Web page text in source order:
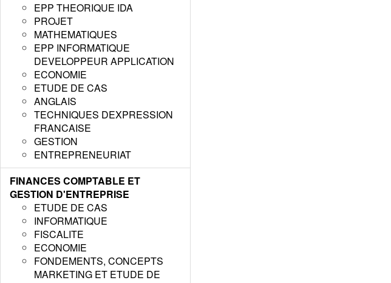
EPP THEORIQUE IDA
PROJET
MATHEMATIQUES
EPP INFORMATIQUE
DEVELOPPEUR APPLICATION
ECONOMIE
ETUDE DE CAS
ANGLAIS
TECHNIQUES DEXPRESSION
FRANCAISE
GESTION
ENTREPRENEURIAT
FINANCES COMPTABLE ET
GESTION D'ENTREPRISE
ETUDE DE CAS
INFORMATIQUE
FISCALITE
ECONOMIE
FONDEMENTS, CONCEPTS
MARKETING ET ETUDE DE